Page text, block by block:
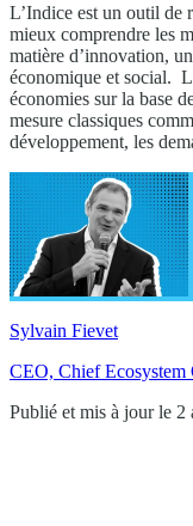
L’Indice est un outil de
mieux comprendre les
matière d’innovation,
économique et social.
économies sur la base
mesure classiques
développement, les
Sylvain Fievet
CEO, Chief
Publié et mis à jour le 2